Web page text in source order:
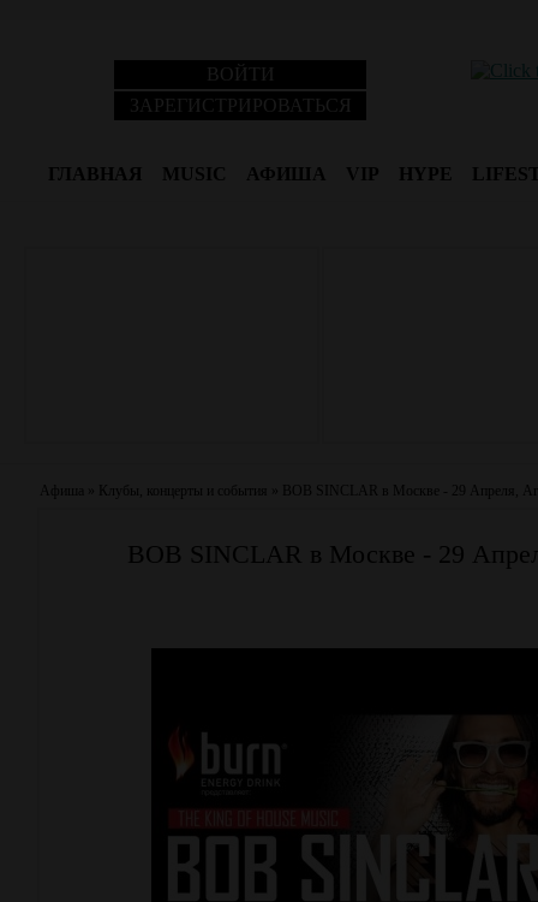
ВОЙТИ
ЗАРЕГИСТРИРОВАТЬСЯ
ГЛАВНАЯ MUSIC АФИША VIP HYPE
Афиша » Клубы, концерты и события » BOB SINCLAR в Москве - 29 Апреля,
BOB SINCLAR в Москве - 29